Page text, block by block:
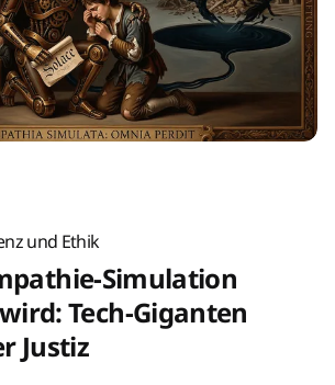
und Ethik
Simulation
Tech-Giganten
Justiz